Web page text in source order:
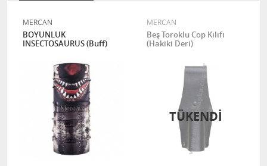
MERCAN
BOYUNLUK
INSECTOSAURUS (Buff)
MERCAN
Beş Toroklu Cop Kılıfı
(Hakiki Deri)
TÜKENDI